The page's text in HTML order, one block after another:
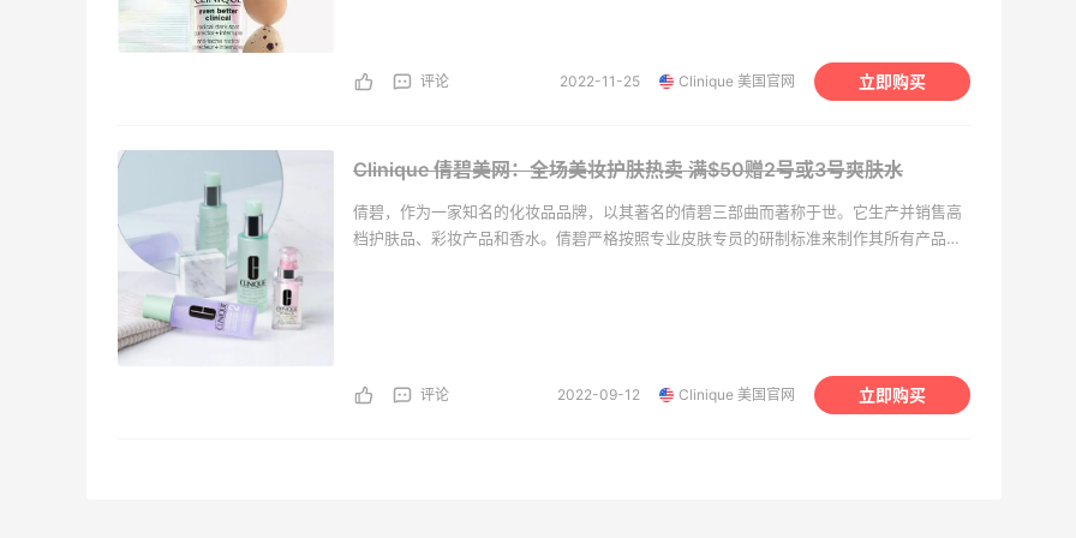
评论 2022-11-25 Clinique 美国官网 立即购买
Clinique 倩碧美网：全场美妆护肤热卖满$50赠2号或3号爽肤水
倩碧，作为一家知名的化妆品品牌，以其著名的倩碧三部曲而著称于世。它生产并销售高
档护肤品、彩妆产品和香水。倩碧严格按照专业皮肤专员的研制标准来制作其所有产品，
评论 2022-09-12 Clinique 美国官网 立即购买